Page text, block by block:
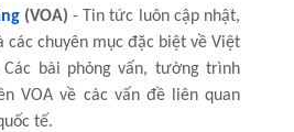
(VOA) - Tin tức luôn cập nhật,
các chuyên mục đặc biệt về Việt
bài phỏng vấn, tường trình
VOA về các vấn đề liên quan
tế.